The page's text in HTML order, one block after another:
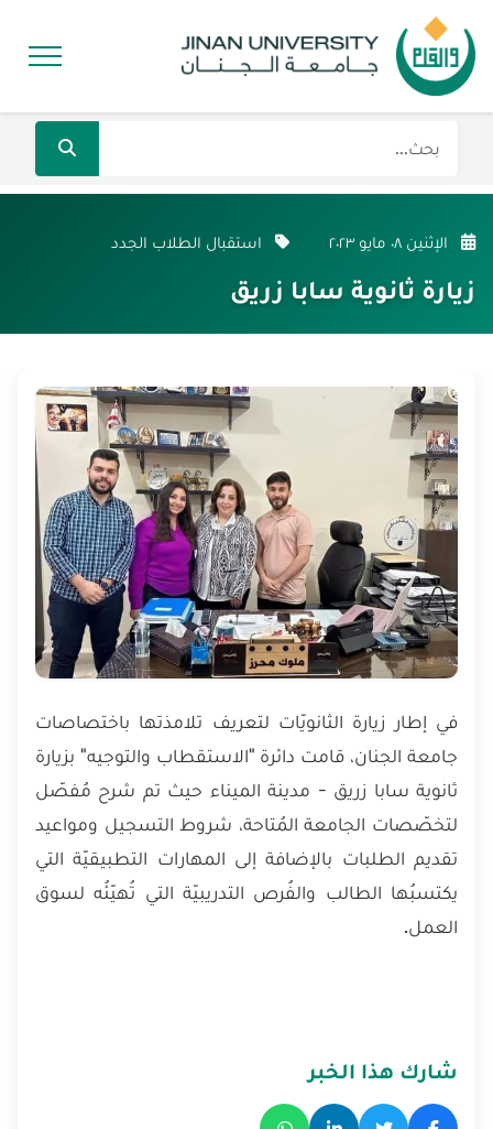
الإثنين ٠٨ مايو ٢٠٢٣ استقبال الطلاب الجدد
زيارة ثانوية سابا زريق
في إطار زيارة الثانويّات لتعريف تلامذتها باختصاصات
جامعة الجنان، قامت دائرة "الاستقطاب والتوجيه" بزيارة
ثانوية سابا زريق - مدينة الميناء حيث تم شرح مُفصّل
لتخصّصات الجامعة المُتاحة، شروط التسجيل ومواعيد
تقديم الطلبات بالإضافة إلى المهارات التطبيقيّة التي
يكتسبُها الطالب والفُرص التدريبيّة التي تُهيّئُه لسوق
العمل.
شارك هذا الخبر